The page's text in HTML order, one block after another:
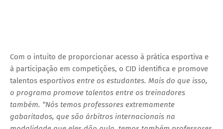
Com o intuito de proporcionar acesso à prática esportiva e
à participação em competições, o CID identifica e promove
talentos esportivos entre os estudantes. Mais do que isso,
o programa promove talentos entre os treinadores
também. “Nós temos professores extremamente
gabaritados, que são árbitros internacionais na